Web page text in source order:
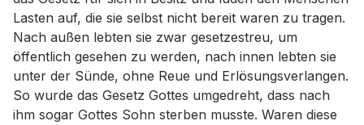
Lasten auf, die sie selbst nicht bereit waren zu tragen.
Nach außen lebten sie zwar gesetzestreu, um
öffentlich gesehen zu werden, nach innen lebten sie
unter der Sünde, ohne Reue und Erlösungsverlangen.
So wurde das Gesetz Gottes umgedreht, dass nach
ihm sogar Gottes Sohn sterben musste. Waren diese